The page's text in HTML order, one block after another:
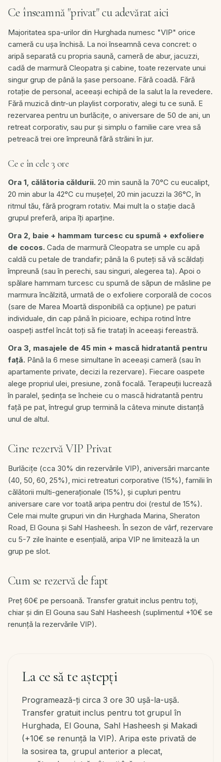
Ce înseamnă "privat" cu adevărat aici
Majoritatea spa-urilor din Hurghada numesc "VIP" orice
cameră cu ușa închisă. La noi înseamnă ceva concret: o
aripă separată cu propria saună, cameră de abur, jacuzzi,
cadă de marmură Cleopatra și cabine, toate rezervate unui
singur grup de până la șase persoane. Fără coadă. Fără
rotație de personal, aceeași echipă de la salut la la revedere.
Fără muzică dintr-un playlist corporativ, alegi tu ce sună. E
rezervarea pentru un burlăcițe, o aniversare de 50 de ani, un
retreat corporativ, sau pur și simplu o familie care vrea să
petreacă trei ore împreună fără străini în jur.
Ce e în cele 3 ore
Ora 1, călătoria căldurii. 20 min saună la 70°C cu eucalipt,
20 min abur la 42°C cu mușețel, 20 min jacuzzi la 36°C, în
ritmul tău, fără program rotativ. Mai mult la o stație dacă
grupul preferă, aripa îți aparține.
Ora 2, baie + hammam turcesc cu spumă + exfoliere
de cocos. Cada de marmură Cleopatra se umple cu apă
caldă cu petale de trandafir; până la 6 puteți să vă scăldați
împreună (sau în perechi, sau singuri, alegerea ta). Apoi o
spălare hammam turcesc cu spumă de săpun de măsline pe
marmura încălzită, urmată de o exfoliere corporală de cocos
(sare de Marea Moartă disponibilă ca opțiune) pe paturi
individuale, din cap până în picioare, echipa rotind între
oaspeți astfel încât toți să fie tratați în aceeași fereastră.
Ora 3, masajele de 45 min + mască hidratantă pentru
față. Până la 6 mese simultane în aceeași cameră (sau în
apartamente private, decizi la rezervare). Fiecare oaspete
alege propriul ulei, presiune, zonă focală. Terapeuții lucrează
în paralel, ședința se încheie cu o mască hidratantă pentru
față pe pat, întregul grup termină la câteva minute distanță
unul de altul.
Cine rezervă VIP Privat
Burlăcițe (cca 30% din rezervările VIP), aniversări marcante
(40, 50, 60, 25%), mici retreaturi corporative (15%), familii în
călătorii multi-generaționale (15%), și cupluri pentru
aniversare care vor toată aripa pentru doi (restul de 15%).
Cele mai multe grupuri vin din Hurghada Marina, Sheraton
Road, El Gouna și Sahl Hasheesh. În sezon de vârf, rezervare
cu 5-7 zile înainte e esențială, aripa VIP ne limitează la un
grup pe slot.
Cum se rezervă de fapt
Preț 60€ pe persoană. Transfer gratuit inclus pentru toți,
chiar și din El Gouna sau Sahl Hasheesh (suplimentul +10€ se
renunță la rezervările VIP).
La ce să te aștepți
Programează-ți circa 3 ore 30 ușă-la-ușă.
Transfer gratuit inclus pentru tot grupul în
Hurghada, El Gouna, Sahl Hasheesh și Makadi
(+10€ se renunță la VIP). Aripa este privată de
la sosirea ta, grupul anterior a plecat,